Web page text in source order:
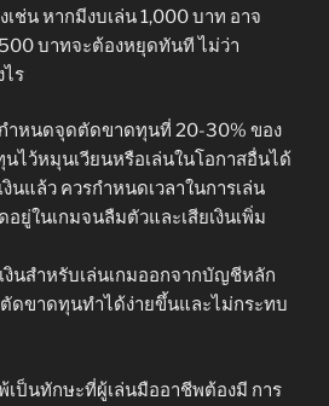
เช่น หากมีงบเล่น 1,000 บาท อาจ
บาทจะต้องหยุดทันที ไม่ว่า
ร
กำหนดจุดตัดขาดทุนที่ 20-30% ของ
นไว้หมุนเวียนหรือเล่นในโอกาสอื่นได้
นแล้ว ควรกำหนดเวลาในการเล่น
ยู่ในเกมจนลืมตัวและเสียเงินเพิ่ม
งินสำหรับเล่นเกมออกจากบัญชีหลัก
ตัดขาดทุนทำได้ง่ายขึ้นและไม่กระทบ
ป็นทักษะที่ผู้เล่นมืออาชีพต้องมี การ